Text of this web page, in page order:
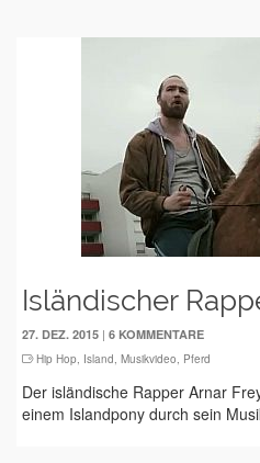
Isländischer
27. DEZ. 2015 | 6 KOMMENTARE
Hip Hop, Island, Musikvideo, Pferd
Der isländische Rapper Arnar
einem Islandpony durch sein